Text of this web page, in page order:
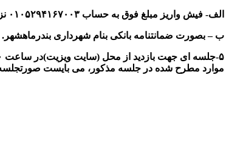
الف- فیش واریز مبلغ فوق به حساب ۰۱۰۵۲۹۴۱۶۷۰۰۳ نزد بانک ملی شعبه شهرداری بندرماهشهر.
ب–بصورت ضمانتنامه بانکی بنام شهرداری بندرماهشهر.
موارد مطرح شده در جلسه مذکور، می بایست
داریوش
سرپرست